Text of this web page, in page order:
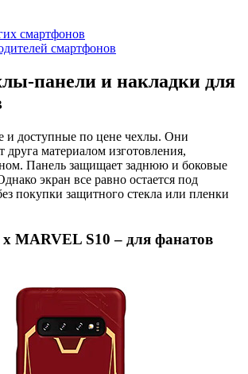
смартфонов
смартфонов
панели и накладки для
и доступные по цене чехлы. Они
друга материалом изготовления,
Панель защищает заднюю и боковые
экран все равно остается под
покупки защитного стекла или пленки
MARVEL S10 – для фанатов